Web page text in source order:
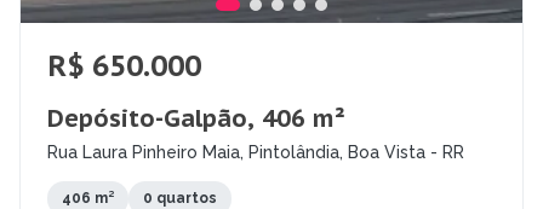
R$ 650.000
Depósito-Galpão, 406 m²
Rua Laura Pinheiro Maia, Pintolândia, Boa Vista - RR
406 m² 0 quartos